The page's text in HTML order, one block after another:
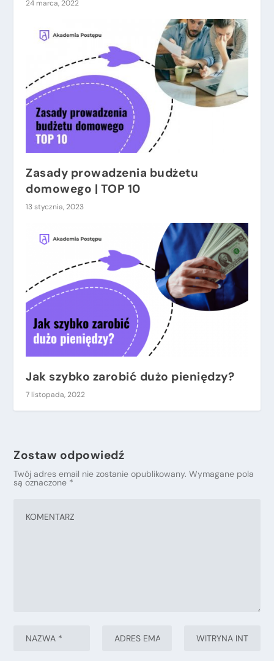
24 marca, 2022
Zasady prowadzenia budżetu
domowego | TOP 10
13 stycznia, 2023
Jak szybko zarobić dużo pieniędzy?
7 listopada, 2022
Zostaw odpowiedź
Twój adres email nie zostanie opublikowany. Wymagane pola
są oznaczone *